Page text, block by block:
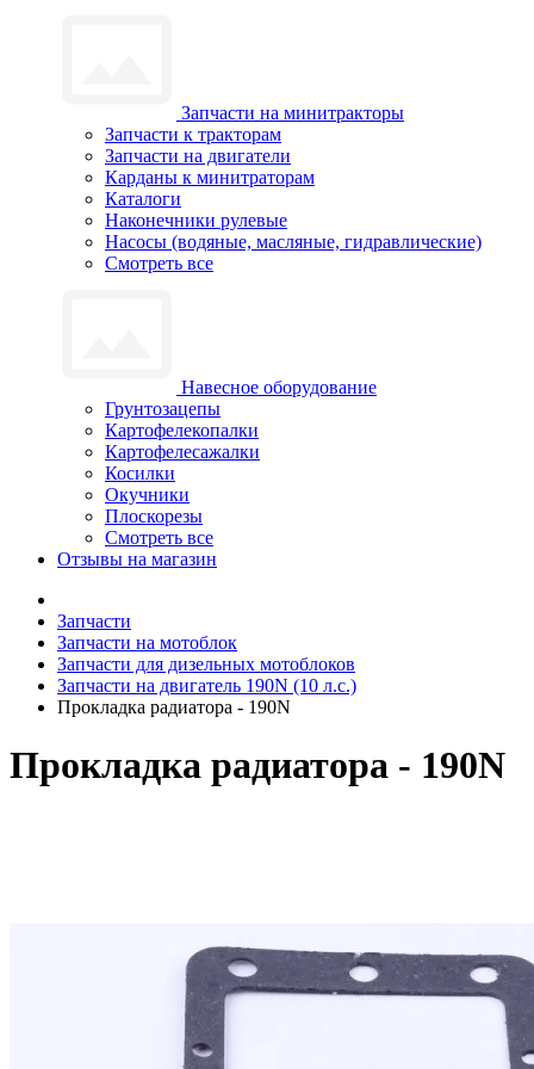
Запчасти на минитракторы
Запчасти к тракторам
Запчасти на двигатели
Карданы к минитраторам
Каталоги
Наконечники рулевые
Насосы (водяные, масляные, гидравлические)
Смотреть все
Навесное оборудование
Грунтозацепы
Картофелекопалки
Картофелесажалки
Косилки
Окучники
Плоскорезы
Смотреть все
Отзывы на магазин
Запчасти
Запчасти на мотоблок
Запчасти для дизельных мотоблоков
Запчасти на двигатель 190N (10 л.с.)
Прокладка радиатора - 190N
Прокладка радиатора - 190N